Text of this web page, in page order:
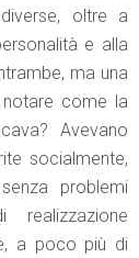
oltre a
e alla
ma una
notare come la
Avevano
socialmente,
problemi
a poco più di